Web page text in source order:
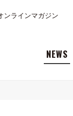
ンラインマガジン
NEWS